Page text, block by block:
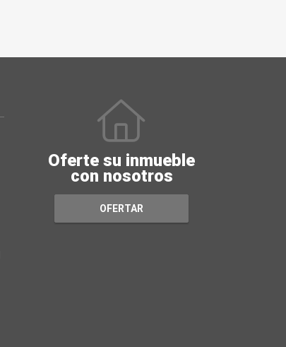
Oferte su inmueble
con nosotros
OFERTAR